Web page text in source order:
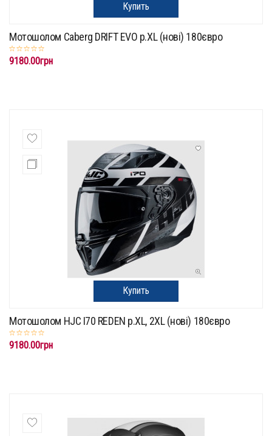
Купить
Мотошолом Caberg DRIFT EVO p.XL (нові) 180євро
9180.00грн
Купить
Мотошолом HJC I70 REDEN p.XL, 2XL (нові) 180євро
9180.00грн